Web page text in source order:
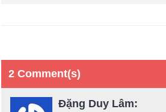
2 Comment(s)
Đặng Duy Lâm: